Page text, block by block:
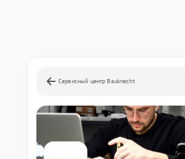
Сервисный центр Bauknecht